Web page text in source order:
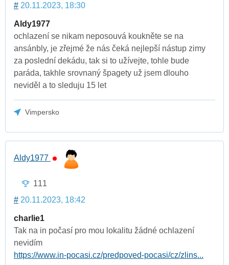
# 20.11.2023, 18:30
Aldy1977
ochlazení se nikam neposouvá koukněte se na
ansánbly, je zřejmé že nás čeká nejlepší nástup zimy
za poslední dekádu, tak si to užívejte, tohle bude
paráda, takhle srovnaný špagety už jsem dlouho
neviděl a to sleduju 15 let
Vimpersko
Aldy1977
111
# 20.11.2023, 18:42
charlie1
Tak na in počasí pro mou lokalitu žádné ochlazení
nevidím
https://www.in-pocasi.cz/predpoved-pocasi/cz/zlins...